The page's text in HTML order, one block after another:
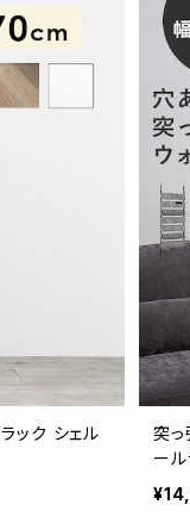
ック シェル
突っ
ー